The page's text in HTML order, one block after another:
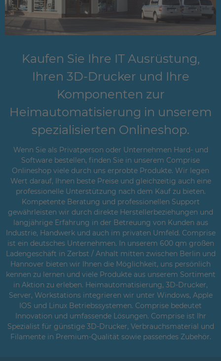
Kaufen Sie Ihre IT Ausrüstung,
Ihren 3D-Drucker und Ihre
Komponenten zur
Heimautomatisierung in unserem
spezialisierten Onlineshop.
Wenn Sie als Privatperson oder Unternehmen Hard- und
Software bestellen, finden Sie in unserem Comprise
Onlineshop viele durch uns erprobte Produkte. Wir legen
Wert darauf, Ihnen beste Preise und gleichzeitig auch eine
professionelle Unterstützung nach dem Kauf zu bieten.
Kompetente Beratung und professionellen Support
gewährleisten wir durch direkte Herstellerbeziehungen und
langjährige Erfahrung in der Betreuung von Kunden aus
Industrie, Handwerk und auch im privaten Umfeld. Comprise
ist ein deutsches Unternehmen. In unserem 600 qm großen
Ladengeschäft in Zerbst / Anhalt mitten zwischen Berlin und
Hannover bieten wir Ihnen die Möglichkeit, uns persönlich
kennen zu lernen und viele Produkte aus unserem Sortiment
in Aktion zu erleben. Heimautomatisierung, 3D-Drucker,
Server, Workstations integrieren wir unter Windows, Apple
IOS und Linux Betriebssystemen. Comprise bedeutet
Innovation und umfassende Lösungen. Comprise ist Ihr
Spezialist für günstige 3D-Drucker, Verbrauchsmaterial und
Filamente in Premium-Qualität sowie passendes Zubehör.